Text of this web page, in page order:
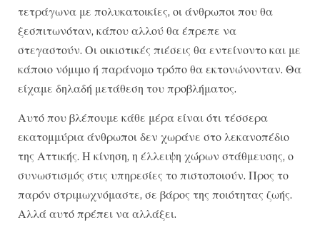
τετράγωνα με πολυκατοικίες, οι άνθρωποι που θα
ξεσπιτωνόταν, κάπου αλλού θα έπρεπε να
στεγαστούν. Οι οικιστικές πιέσεις θα εντείνοντο και με
κάποιο νόμιμο ή παράνομο τρόπο θα εκτονώνονταν. Θα
είχαμε δηλαδή μετάθεση του προβλήματος.
Αυτό που βλέπουμε κάθε μέρα είναι ότι τέσσερα
εκατομμύρια άνθρωποι δεν χωράνε στο λεκανοπέδιο
της Αττικής. Η κίνηση, η έλλειψη χώρων στάθμευσης, ο
συνωστισμός στις υπηρεσίες το πιστοποιούν. Προς το
παρόν στριμωχνόμαστε, σε βάρος της ποιότητας ζωής.
Αλλά αυτό πρέπει να αλλάξει.